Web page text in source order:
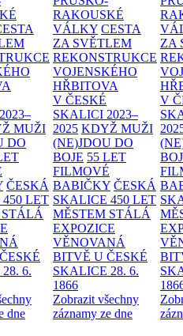
MUŽI
DO
ČESKÁ
LET
STÁLÁ
6.
dne
RAKOUSKÉ
VÁLKY CESTA
ZA SVĚTLEM
REKONSTRUKCE
VOJENSKÉHO
HŘBITOVA
V ČESKÉ
SKALICI 2023–
2025 KDYŽ MUŽI
(NE)JDOU DO
BOJE 55 LET
FILMOVÉ
BABIČKY ČESKÁ
SKALICE 450 LET
MĚSTEM STÁLÁ
EXPOZICE
VĚNOVANÁ
BITVĚ U ČESKÉ
SKALICE 28. 6.
1866
Zobrazit všechny
záznamy ze dne
ZA
V